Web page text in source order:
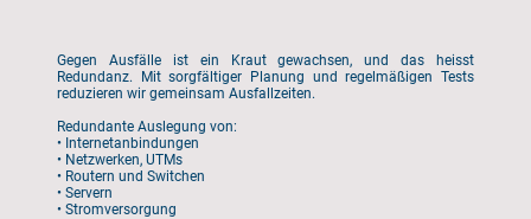
Gegen Ausfälle ist ein Kraut gewachsen, und das heisst
Redundanz. Mit sorgfältiger Planung und regelmäßigen Tests
reduzieren wir gemeinsam Ausfallzeiten.
Redundante Auslegung von:
• Internetanbindungen
• Netzwerken, UTMs
• Routern und Switchen
• Servern
• Stromversorgung